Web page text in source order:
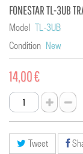
FONESTAR TL-3UB
Model
TL-3UB
Condition New
14,00 €
Tweet